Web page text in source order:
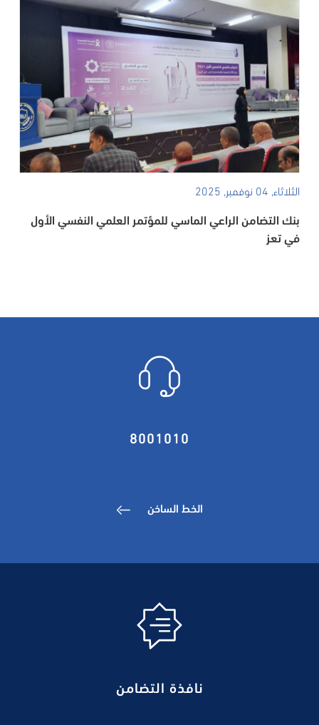
الثلاثاء, 04 نوفمبر, 2025
بنك التضامن الراعي الماسي للمؤتمر العلمي النفسي الأول
في تعز
8001010
الخط الساخن
نافذة التضامن